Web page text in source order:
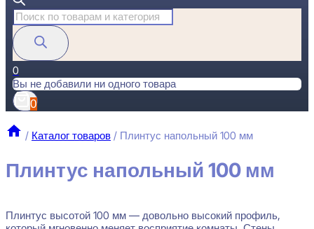
Поиск
товаров
0
Вы не добавили ни одного товара
0
/ Каталог товаров / Плинтус напольный 100 мм
Плинтус напольный 100 мм
Плинтус высотой 100 мм — довольно высокий профиль,